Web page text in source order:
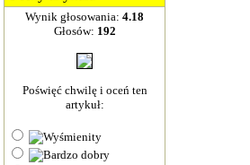
Wynik głosowania: 4.18
Głosów: 192
Poświęć chwilę i oceń ten
artykuł: